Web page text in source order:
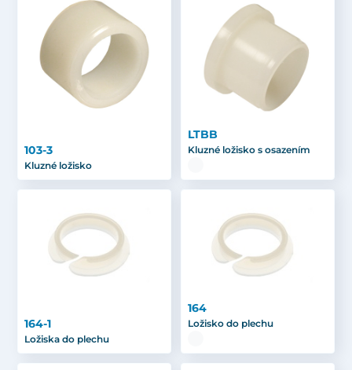
103-3
Kluzné ložisko
LTBB
Kluzné ložisko s osazením
164-1
Ložiska do plechu
164
Ložisko do plechu